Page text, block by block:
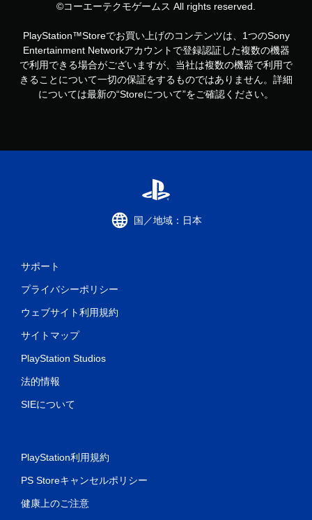
©コーエーテクモゲームス All rights reserved.
PlayStation™Storeでお買い上げのコンテンツは、1つのSony
Entertainment Networkアカウントで登録認証した複数の機器
で利用できる場合がございますが、当社は複数の機器で利用で
きることについて一切の保証をするものではありません。詳細
については最新の“Storeについて”をご確認ください。
国／地域：日本
サポート
プライバシーポリシー
ウェブサイト利用規約
サイトマップ
PlayStation Studios
法的情報
SIEについて
PlayStation利用規約
PS Storeキャンセルポリシー
健康上のご注意